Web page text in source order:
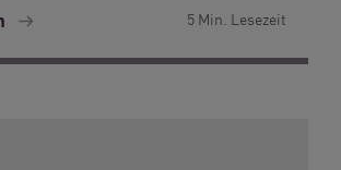
5 Min. Lesezeit